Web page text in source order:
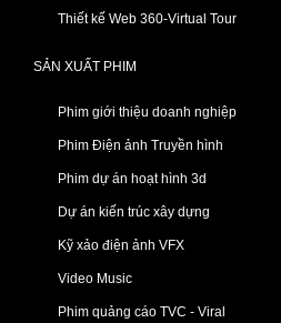
Thiết kế Web 360-Virtual Tour
SẢN XUẤT PHIM
Phim giới thiệu doanh nghiệp
Phim Điện ảnh Truyền hình
Phim dự án hoạt hình 3d
Dự án kiến trúc xây dựng
Kỹ xảo điện ảnh VFX
Video Music
Phim quảng cáo TVC - Viral